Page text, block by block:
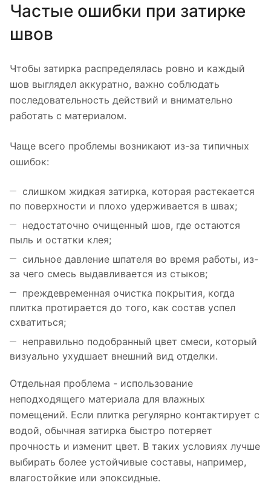
Частые ошибки при затирке
швов
Чтобы затирка распределялась ровно и каждый
шов выглядел аккуратно, важно соблюдать
последовательность действий и внимательно
работать с материалом.
Чаще всего проблемы возникают из-за типичных
ошибок:
слишком жидкая затирка, которая растекается
по поверхности и плохо удерживается в швах;
недостаточно очищенный шов, где остаются
пыль и остатки клея;
сильное давление шпателя во время работы, из-
за чего смесь выдавливается из стыков;
преждевременная очистка покрытия, когда
плитка протирается до того, как состав успел
схватиться;
неправильно подобранный цвет смеси, который
визуально ухудшает внешний вид отделки.
Отдельная проблема - использование
неподходящего материала для влажных
помещений. Если плитка регулярно контактирует с
водой, обычная затирка быстро потеряет
прочность и изменит цвет. В таких условиях лучше
выбирать более устойчивые составы, например,
влагостойкие или эпоксидные.